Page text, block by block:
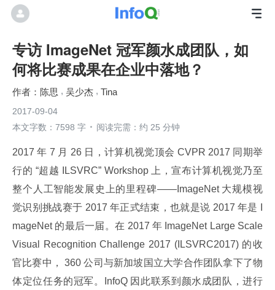
专访 ImageNet 冠军颜水成团队，如
何将比赛成果在企业中落地？
陈思 吴少杰 Tina
2017-09-04
本文字数：7598 字
阅读完需：约 25 分钟
2017 年 7 月 26 日，计算机视觉顶会 CVPR 2017 同期举
行的 “超越 ILSVRC” Workshop 上，宣布计算机视觉乃至
整个人工智能发展史上的里程碑——ImageNet 大规模视
觉识别挑战赛于 2017 年正式结束，也就是说 2017 年是 I
mageNet 的最后一届。在 2017 年 ImageNet Large Scale
Visual Recognition Challenge 2017 (ILSVRC2017) 的收
官比赛中， 360 公司与新加坡国立大学合作团队拿下了物
体定位任务的冠军。InfoQ 因此联系到颜水成团队，进行